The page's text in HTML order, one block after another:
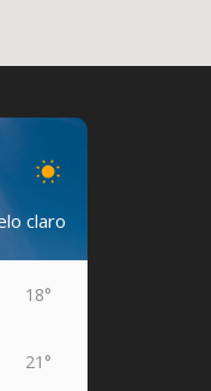
claro
18°
21°